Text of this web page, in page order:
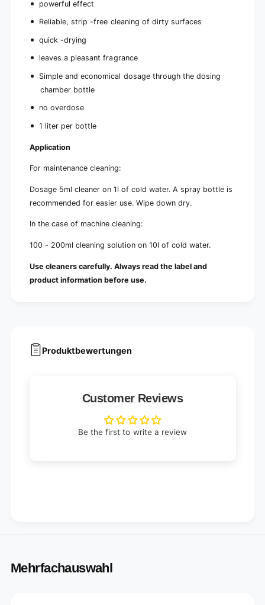
powerful effect
Reliable, strip -free cleaning of dirty surfaces
quick -drying
leaves a pleasant fragrance
Simple and economical dosage through the dosing
chamber bottle
no overdose
1 liter per bottle
Application
For maintenance cleaning:
Dosage 5ml cleaner on 1l of cold water. A spray bottle is
recommended for easier use. Wipe down dry.
In the case of machine cleaning:
100 - 200ml cleaning solution on 10l of cold water.
Use cleaners carefully. Always read the label and
product information before use.
Produktbewertungen
Customer Reviews
Be the first to write a review
Mehrfachauswahl